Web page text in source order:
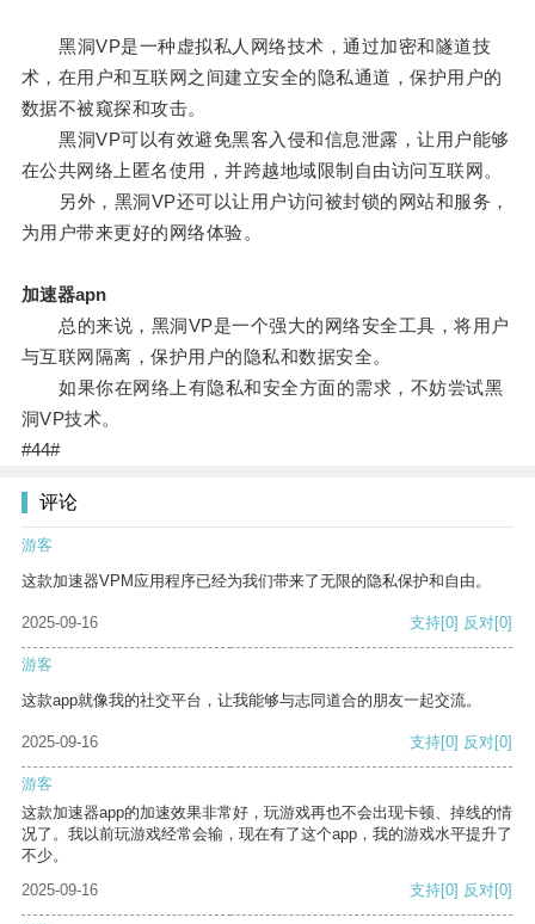
黑洞VP是一种虚拟私人网络技术，通过加密和隧道技
术，在用户和互联网之间建立安全的隐私通道，保护用户的
数据不被窥探和攻击。
黑洞VP可以有效避免黑客入侵和信息泄露，让用户能够
在公共网络上匿名使用，并跨越地域限制自由访问互联网。
另外，黑洞VP还可以让用户访问被封锁的网站和服务，
为用户带来更好的网络体验。
加速器apn
总的来说，黑洞VP是一个强大的网络安全工具，将用户
与互联网隔离，保护用户的隐私和数据安全。
如果你在网络上有隐私和安全方面的需求，不妨尝试黑
洞VP技术。
#44#
评论
游客
这款加速器VPM应用程序已经为我们带来了无限的隐私保护和自由。
2025-09-16 支持[0] 反对[0]
游客
这款app就像我的社交平台，让我能够与志同道合的朋友一起交流。
2025-09-16 支持[0] 反对[0]
游客
这款加速器app的加速效果非常好，玩游戏再也不会出现卡顿、掉线的情
况了。我以前玩游戏经常会输，现在有了这个app，我的游戏水平提升了
不少。
2025-09-16
支持[0] 反对[0]